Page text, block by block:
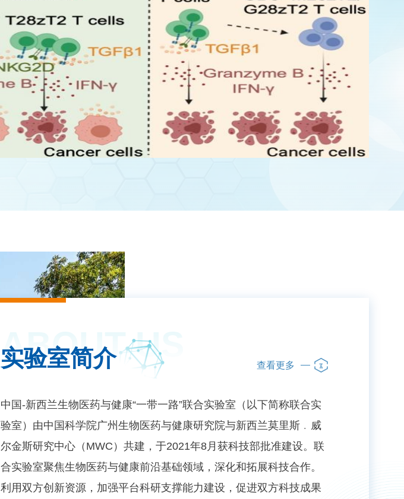
ABOUT US
实验室简介 查看更多
中国-新西兰生物医药与健康“一带一路”联合实验室（以下简称联合实
验室）由中国科学院广州生物医药与健康研究院与新西兰莫里斯﹒威
尔金斯研究中心（MWC）共建，于2021年8月获科技部批准建设。联
合实验室聚焦生物医药与健康前沿基础领域，深化和拓展科技合作。
利用双方创新资源，加强平台科研支撑能力建设，促进双方科技成果